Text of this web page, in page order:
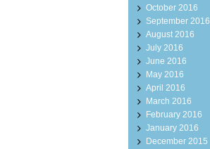
October 2016
September 2016
August 2016
July 2016
June 2016
May 2016
April 2016
March 2016
February 2016
January 2016
December 2015